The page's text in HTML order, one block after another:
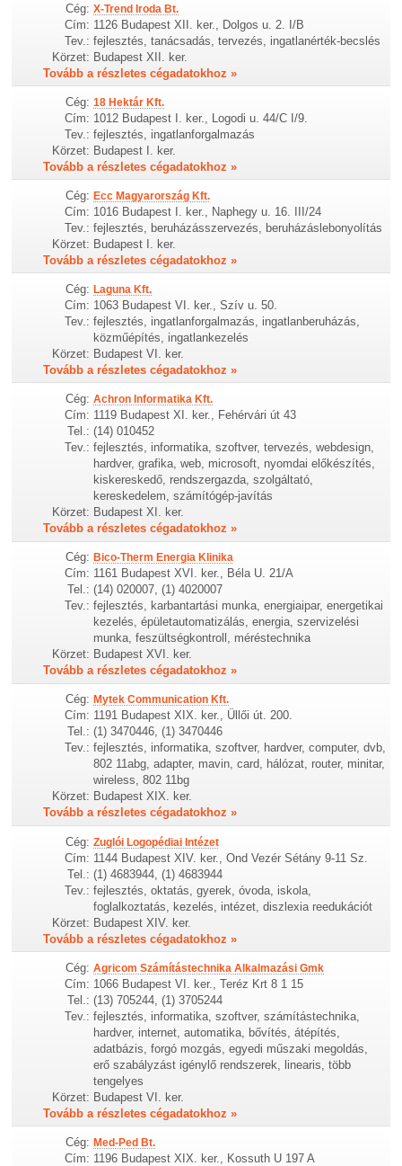
Cég: X-Trend Iroda Bt.
Cím: 1126 Budapest XII. ker., Dolgos u. 2. I/B
Tev.: fejlesztés, tanácsadás, tervezés, ingatlanérték-becslés
Körzet: Budapest XII. ker.
Tovább a részletes cégadatokhoz »
Cég: 18 Hektár Kft.
Cím: 1012 Budapest I. ker., Logodi u. 44/C I/9.
Tev.: fejlesztés, ingatlanforgalmazás
Körzet: Budapest I. ker.
Tovább a részletes cégadatokhoz »
Cég: Ecc Magyarország Kft.
Cím: 1016 Budapest I. ker., Naphegy u. 16. III/24
Tev.: fejlesztés, beruházásszervezés, beruházáslebonyolítás
Körzet: Budapest I. ker.
Tovább a részletes cégadatokhoz »
Cég: Laguna Kft.
Cím: 1063 Budapest VI. ker., Szív u. 50.
Tev.: fejlesztés, ingatlanforgalmazás, ingatlanberuházás,
közműépítés, ingatlankezelés
Körzet: Budapest VI. ker.
Tovább a részletes cégadatokhoz »
Cég: Achron Informatika Kft.
Cím: 1119 Budapest XI. ker., Fehérvári út 43
Tel.: (14) 010452
Tev.: fejlesztés, informatika, szoftver, tervezés, webdesign,
hardver, grafika, web, microsoft, nyomdai előkészítés,
kiskereskedő, rendszergazda, szolgáltató,
kereskedelem, számítógép-javítás
Körzet: Budapest XI. ker.
Tovább a részletes cégadatokhoz »
Cég: Bico-Therm Energia Klinika
Cím: 1161 Budapest XVI. ker., Béla U. 21/A
Tel.: (14) 020007, (1) 4020007
Tev.: fejlesztés, karbantartási munka, energiaipar, energetikai
kezelés, épületautomatizálás, energia, szervizelési
munka, feszültségkontroll, méréstechnika
Körzet: Budapest XVI. ker.
Tovább a részletes cégadatokhoz »
Cég: Mytek Communication Kft.
Cím: 1191 Budapest XIX. ker., Üllői út. 200.
Tel.: (1) 3470446, (1) 3470446
Tev.: fejlesztés, informatika, szoftver, hardver, computer, dvb,
802 11abg, adapter, mavin, card, hálózat, router, minitar,
wireless, 802 11bg
Körzet: Budapest XIX. ker.
Tovább a részletes cégadatokhoz »
Cég: Zuglói Logopédiai Intézet
Cím: 1144 Budapest XIV. ker., Ond Vezér Sétány 9-11 Sz.
Tel.: (1) 4683944, (1) 4683944
Tev.: fejlesztés, oktatás, gyerek, óvoda, iskola,
foglalkoztatás, kezelés, intézet, diszlexia reedukációt
Körzet: Budapest XIV. ker.
Tovább a részletes cégadatokhoz »
Cég: Agricom Számítástechnika Alkalmazási Gmk
Cím: 1066 Budapest VI. ker., Teréz Krt 8 1 15
Tel.: (13) 705244, (1) 3705244
Tev.: fejlesztés, informatika, szoftver, számítástechnika,
hardver, internet, automatika, bővítés, átépítés,
adatbázis, forgó mozgás, egyedi műszaki megoldás,
erő szabályzást igénylő rendszerek, linearis, több
tengelyes
Körzet: Budapest VI. ker.
Tovább a részletes cégadatokhoz »
Cég: Med-Ped Bt.
Cím: 1196 Budapest XIX. ker., Kossuth U 197 A